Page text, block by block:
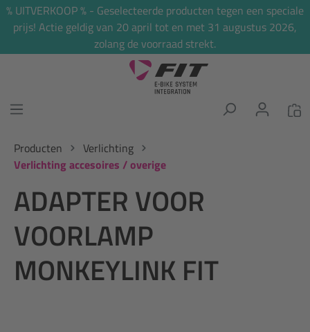
% UITVERKOOP % - Geselecteerde producten tegen een speciale
prijs! Actie geldig van 20 april tot en met 31 augustus 2026,
zolang de voorraad strekt.
Producten
Verlichting
Verlichting accesoires / overige
ADAPTER VOOR
VOORLAMP
MONKEYLINK FIT